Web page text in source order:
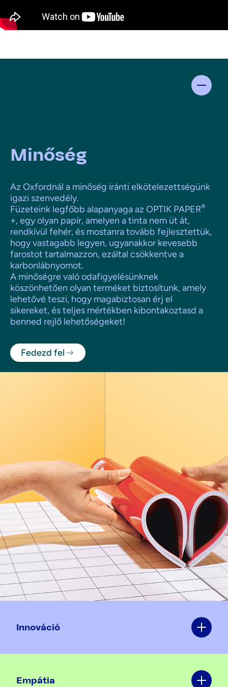
Minőség
Az Oxfordnál a minőség iránti elkötelezettségünk
igazi szenvedély.
Füzeteink legfőbb alapanyaga az OPTIK PAPER®
+, egy olyan papír, amelyen a tinta nem üt át,
rendkívül fehér, és mostanra tovább fejlesztettük,
hogy vastagabb legyen, ugyanakkor kevesebb
farostot tartalmazzon, ezáltal csökkentve a
karbonlábnyomot.
A minőségre való odafigyelésünknek
köszönhetően olyan terméket biztosítunk, amely
lehetővé teszi, hogy magabiztosan érj el
sikereket, és teljes mértékben kibontakoztasd a
benned rejlő lehetőségeket!
Fedezd fel
Innováció
Empátia